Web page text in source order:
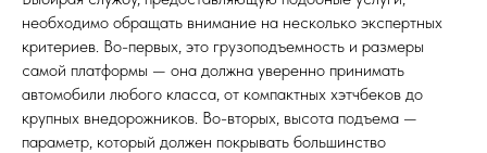
необходимо обращать внимание на несколько экспертных
критериев. Во-первых, это грузоподъемность и размеры
самой платформы — она должна уверенно принимать
автомобили любого класса, от компактных хэтчбеков до
крупных внедорожников. Во-вторых, высота подъема —
параметр, который должен покрывать большинство